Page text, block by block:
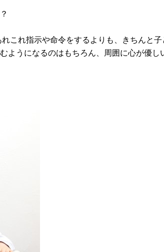
これ指示や命令をするよりも、きちんと
うになるのはもちろん、周囲に心が優し